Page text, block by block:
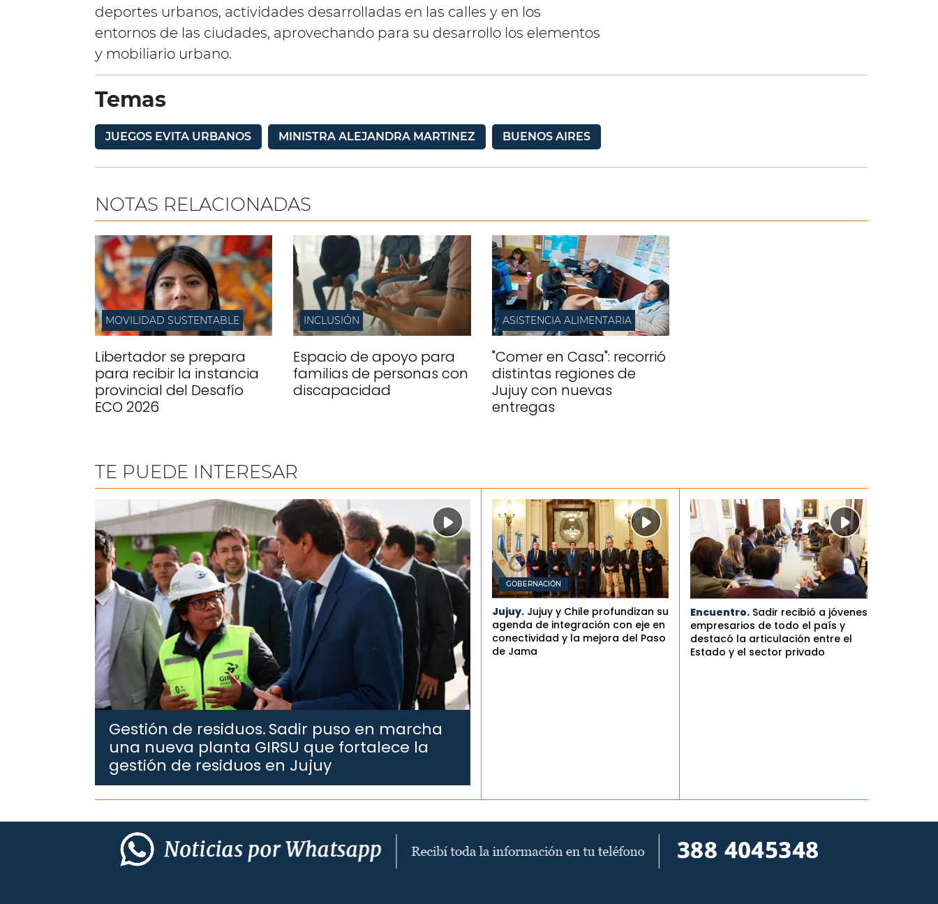
deportes urbanos, actividades desarrolladas en las calles y en los
entornos de las ciudades, aprovechando para su desarrollo los elementos
y mobiliario urbano.
Temas
JUEGOS EVITA URBANOS MINISTRA ALEJANDRA MARTINEZ BUENOS AIRES
NOTAS RELACIONADAS
MOVILIDAD SUSTENTABLE
Libertador se prepara
para recibir la instancia
provincial del Desafío
ECO 2026
INCLUSIÓN
Espacio de apoyo para
familias de personas con
discapacidad
ASISTENCIA ALIMENTARIA
"Comer en Casa": recorrió
distintas regiones de
Jujuy con nuevas
entregas
TE PUEDE INTERESAR
Gestión de residuos.Sadir puso en marcha
una nueva planta GIRSU que fortalece la
gestión de residuos en Jujuy
GOBERNACIÓN
Jujuy. Jujuy y Chile profundizan su
agenda de integración con eje en
conectividad y la mejora del Paso
de Jama
Encuentro. Sadir recibió a jóvenes
empresarios de todo el país y
destacó la articulación entre el
Estado y el sector privado